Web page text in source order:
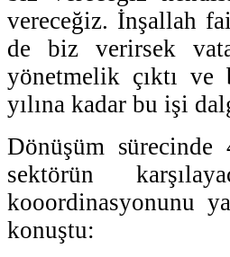
vereceğiz. İnşallah
de biz verirsek
yönetmelik çıktı
yılına kadar bu işi
Dönüşüm
sektörün
kooordinasyonunu
konuştu: